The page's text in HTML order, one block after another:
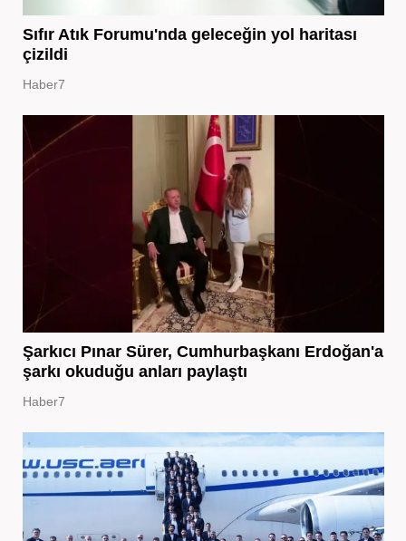
Sıfır Atık Forumu'nda geleceğin yol haritası
çizildi
Haber7
Şarkıcı Pınar Sürer, Cumhurbaşkanı Erdoğan'a
şarkı okuduğu anları paylaştı
Haber7